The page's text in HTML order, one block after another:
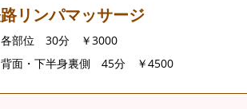
リンパマッサージ
各部位 30分 ￥3000
背面・下半身裏側 45分 ￥4500